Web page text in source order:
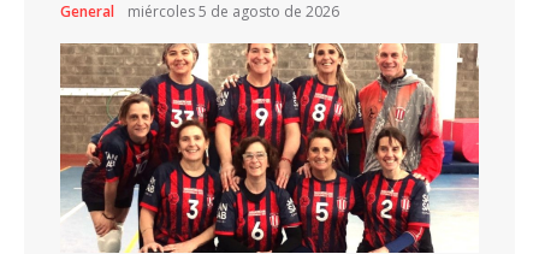
General miércoles 5 de agosto de 2026